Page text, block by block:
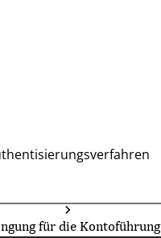
für die Kontoführung